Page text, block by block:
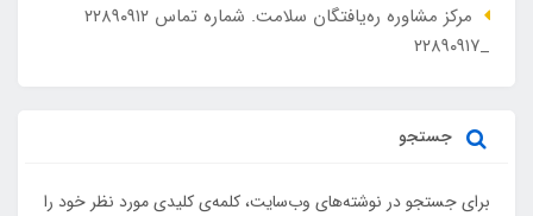
مرکز مشاوره ره‌یافتگان سلامت. شماره تماس ۲۲۸۹۰۹۱۲
_۲۲۸۹۰۹۱۷
جستجو
برای جستجو در نوشته‌های وب‌سایت، کلمه‌ی کلیدی مورد نظر خود را